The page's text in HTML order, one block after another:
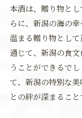
本酒は、贈り物と
らに、新潟の海の
温まる贈り物とし
通じて、新潟の食
うことができるで
て、新潟の特別な
との絆が深まること